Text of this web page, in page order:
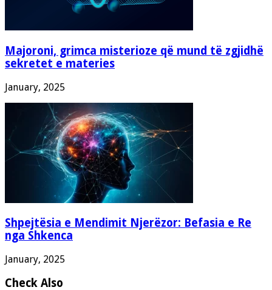
Majoroni, grimca misterioze që mund të zgjidhë
sekretet e materies
January, 2025
Shpejtësia e Mendimit Njerëzor: Befasia e Re
nga Shkenca
January, 2025
Check Also